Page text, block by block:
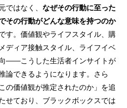
ではなく、 なぜその行動に至った
その行動がどんな意味を持つのか
す。価値観やライフスタイル、購
ディア接触スタイル、ライフイベ
——こうした生活者インサイトが
論できるようになります。さら
の価値観が推定されたのか」を追
せており、ブラックボックスでは